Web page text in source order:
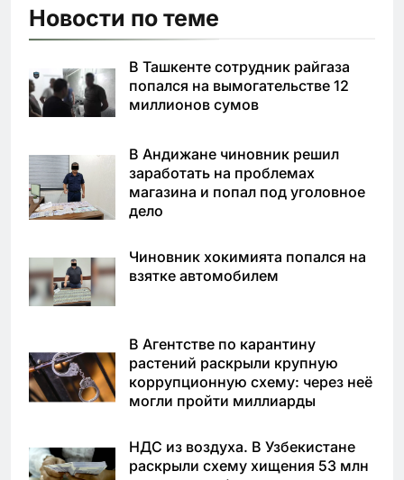
Новости по теме
В Ташкенте сотрудник райгаза
попался на вымогательстве 12
миллионов сумов
В Андижане чиновник решил
заработать на проблемах
магазина и попал под уголовное
дело
Чиновник хокимията попался на
взятке автомобилем
В Агентстве по карантину
растений раскрыли крупную
коррупционную схему: через неё
могли пройти миллиарды
НДС из воздуха. В Узбекистане
раскрыли схему хищения 53 млн